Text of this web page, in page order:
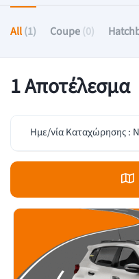
All(1) Coupe (0)
1 Αποτέλεσμα
Ημε/νία Καταχώρησης :